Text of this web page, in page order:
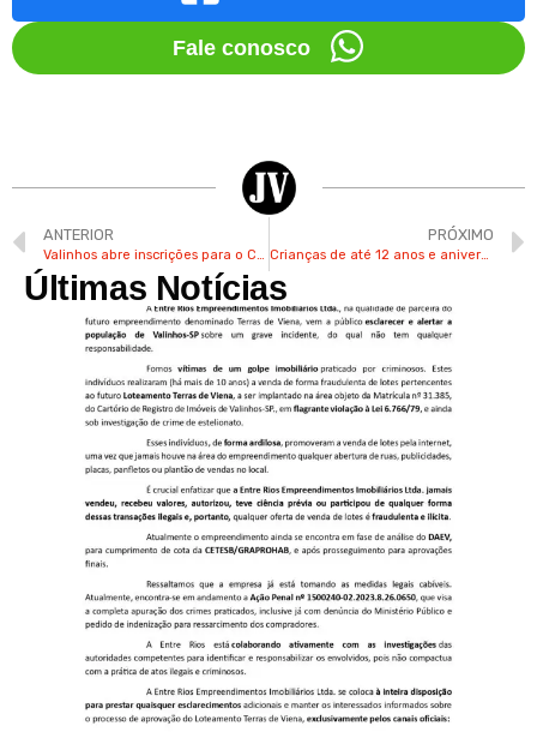
Fale conosco
ANTERIOR
Valinhos abre inscrições para o Campeonato Municipal de Futsal da 3ª Divisão
PRÓXIMO
Crianças de até 12 anos e aniversariantes têm entrada gratuita no Hopi Hari em julho
Últimas Notícias